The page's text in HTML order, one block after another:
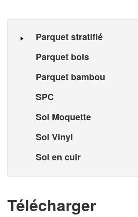
Parquet stratifié
Parquet bois
Parquet bambou
SPC
Sol Moquette
Sol Vinyl
Sol en cuir
Télécharger